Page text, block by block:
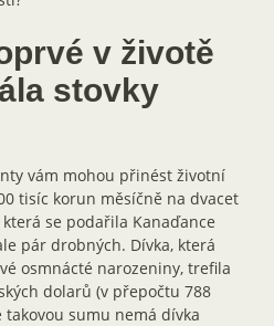
v životě
stovky
vám mohou přinést životní
tisíc korun měsíčně na dvacet
se podařila Kanaďance
pár drobných. Dívka, která
osmnácté narozeniny, trefila
dolarů (v přepočtu 788
sumu nemá dívka